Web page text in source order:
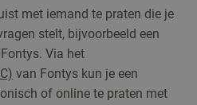
met iemand te praten die je
stelt, bijvoorbeeld een
Via het
van Fontys kun je een
of online te praten met